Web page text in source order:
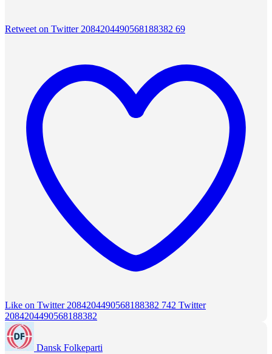
Retweet on Twitter 2084204490568188382 69
Like on Twitter 2084204490568188382 742 Twitter
2084204490568188382
Dansk Folkeparti